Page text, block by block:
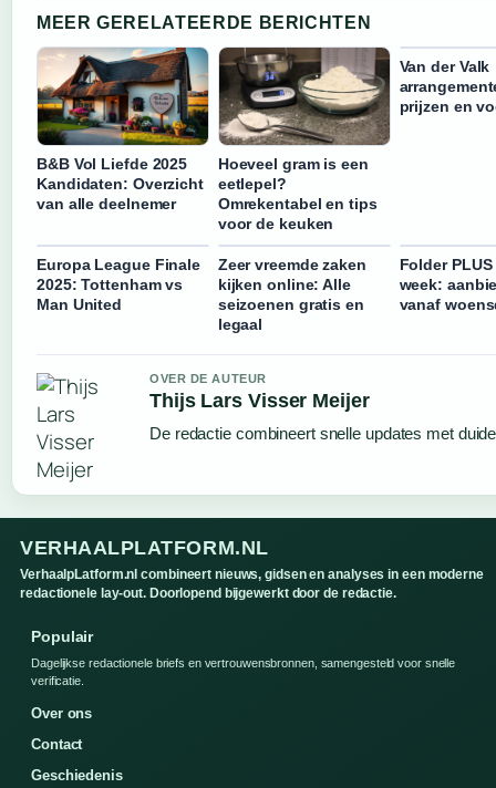
MEER GERELATEERDE BERICHTEN
B&B Vol Liefde 2025
Kandidaten: Overzicht
van alle deelnemer
Hoeveel gram is een
eetlepel?
Omrekentabel en tips
voor de keuken
Van der Valk
prijzen en
Europa League Finale
2025: Tottenham vs
Man United
Zeer vreemde zaken
kijken online: Alle
seizoenen gratis en
legaal
Folder PLUS
week:
vanaf
OVER DE AUTEUR
Thijs Lars Visser Meijer
De redactie combineert snelle updates met
VERHAALPLATFORM.NL
VerhaalpLatform.nl combineert nieuws, gidsen en analyses in een moderne
redactionele lay-out. Doorlopend bijgewerkt door de redactie.
Populair
Dagelijkse redactionele briefs en vertrouwensbronnen, samengesteld voor snelle
verificatie.
Over ons
Contact
Geschiedenis